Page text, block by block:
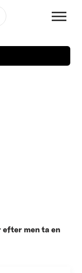
men ta en